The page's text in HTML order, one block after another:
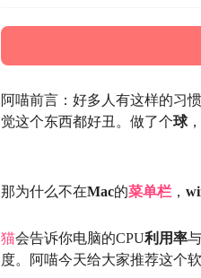
阿喵前言：好多人有这样的习
觉这个东西都好丑。做了个球
那为什么不在Mac的菜单栏 ，
猫会告诉你电脑的CPU利用率与
度。阿喵今天给大家推荐这个